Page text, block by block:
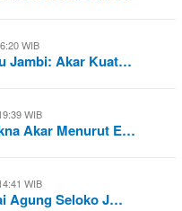
WIB
Jambi: Akar Kuat…
WIB
Akar Menurut E…
WIB
Agung Seloko J…